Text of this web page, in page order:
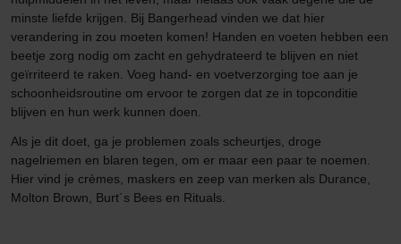
minste liefde krijgen. Bij Bangerhead vinden we dat hier
verandering in zou moeten komen! Handen en voeten hebben een
beetje zorg nodig om zacht en gehydrateerd te blijven en niet
geïrriteerd te raken. Voeg hand- en voetverzorging toe aan je
schoonheidsroutine om ervoor te zorgen dat ze in topconditie
blijven en hun werk kunnen doen.
Als je dit doet, ga je problemen zoals scheurtjes, droge
nagelriemen en blaren tegen, om er maar een paar te noemen.
Hier vind je crèmes, maskers en zeep van merken als Durance,
Molton Brown, Burt´s Bees en Rituals.